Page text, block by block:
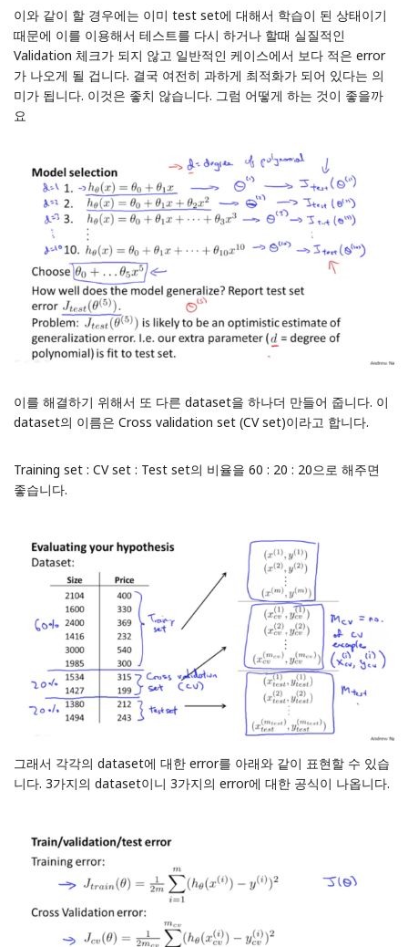
이와 같이 할 경우에는 이미 test set에 대해서 학습이 된 상태이기
때문에 이를 이용해서 테스트를 다시 하거나 할때 실질적인
Validation 체크가 되지 않고 일반적인 케이스에서 보다 적은 error
가 나오게 될 겁니다. 결국 여전히 과하게 최적화가 되어 있다는 의
미가 됩니다. 이것은 좋치 않습니다. 그럼 어떻게 하는 것이 좋을까
요
이를 해결하기 위해서 또 다른 dataset을 하나더 만들어 줍니다. 이
dataset의 이름은 Cross validation set (CV set)이라고 합니다.
Training set : CV set : Test set의 비율을 60 : 20 : 20으로 해주면
좋습니다.
그래서 각각의 dataset에 대한 error를 아래와 같이 표현할 수 있습
니다. 3가지의 dataset이니 3가지의 error에 대한 공식이 나옵니다.